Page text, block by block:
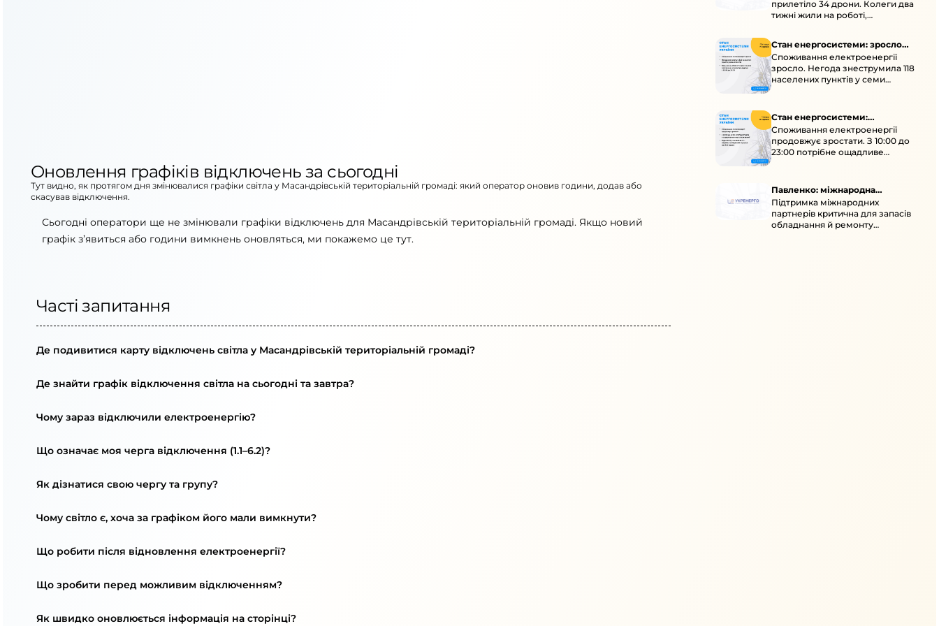
Оновлення графіків відключень за сьогодні
Тут видно, як протягом дня змінювалися графіки світла у Масандрівській територіальній громаді: який оператор оновив години, додав або
скасував відключення.
Сьогодні оператори ще не змінювали графіки відключень для Масандрівській територіальній громаді. Якщо новий
графік з’явиться або години вимкнень оновляться, ми покажемо це тут.
Часті запитання
Де подивитися карту відключень світла у Масандрівській територіальній громаді?
Де знайти графік відключення світла на сьогодні та завтра?
Чому зараз відключили електроенергію?
Що означає моя черга відключення (1.1–6.2)?
Як дізнатися свою чергу та групу?
Чому світло є, хоча за графіком його мали вимкнути?
Що робити після відновлення електроенергії?
Що зробити перед можливим відключенням?
Як швидко оновлюється інформація на сторінці?
прилетіло 34 дрони. Колеги два
тижні жили на роботі,
Стан енергосистеми: зросло
споживання через негоду
Споживання електроенергії
зросло. Негода знеструмила 118
населених пунктів у семи
областях. Обмежте
електроприладами 10:00–23:00.
Стан енергосистеми:
споживання зростає
Споживання електроенергії
продовжує зростати. З 10:00 до
23:00 потрібне ощадливе
енергоспоживання, а
перенести на нічні години.
Павленко: міжнародна
підтримка для стійкості
енергосистеми
Підтримка міжнародних
партнерів критична для запасів
обладнання й ремонту